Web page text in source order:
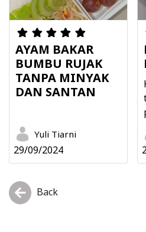
AYAM BAKAR
BUMBU RUJAK
TANPA MINYAK
DAN SANTAN
Yuli Tiarni
29/09/2024
Back